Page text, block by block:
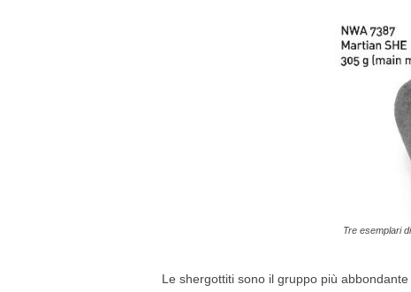
Tre esemplari
Le shergottiti sono il gruppo più